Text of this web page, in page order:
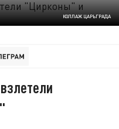
КОЛЛАЖ ЦАРЬГРАДА